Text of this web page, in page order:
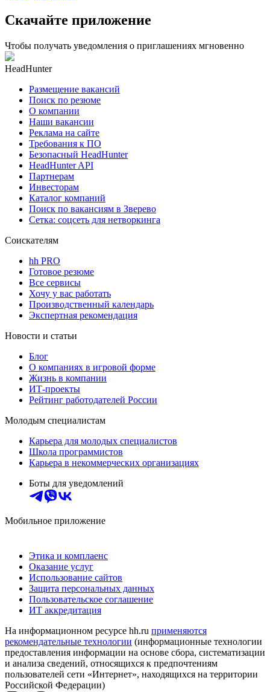
Скачайте приложение
Чтобы получать уведомления о приглашениях мгновенно
HeadHunter
Размещение вакансий
Поиск по резюме
О компании
Наши вакансии
Реклама на сайте
Требования к ПО
Безопасный HeadHunter
HeadHunter API
Партнерам
Инвесторам
Каталог компаний
Поиск по вакансиям в Зверево
Сетка: соцсеть для нетворкинга
Соискателям
hh PRO
Готовое резюме
Все сервисы
Хочу у вас работать
Производственный календарь
Экспертная рекомендация
Новости и статьи
Блог
О компаниях в игровой форме
Жизнь в компании
ИТ-проекты
Рейтинг работодателей России
Молодым специалистам
Карьера для молодых специалистов
Школа программистов
Карьера в некоммерческих организациях
Боты для уведомлений
Мобильное приложение
Этика и комплаенс
Оказание услуг
Использование сайтов
Защита персональных данных
Пользовательское соглашение
ИТ аккредитация
На информационном ресурсе hh.ru применяются
рекомендательные технологии (информационные технологии
предоставления информации на основе сбора, систематизации
и анализа сведений, относящихся к предпочтениям
пользователей сети «Интернет», находящихся на территории
Российской Федерации)